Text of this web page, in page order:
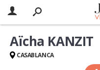
Aïcha KANZIT
CASABLANCA